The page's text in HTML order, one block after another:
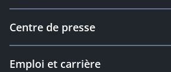
Centre de presse
Emploi et carrière